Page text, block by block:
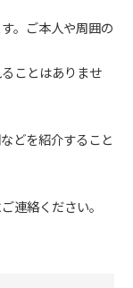
。ご本人や周囲の
ことはありませ
どを紹介すること
連絡ください。